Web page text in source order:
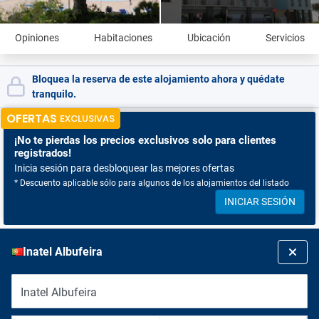
Opiniones Habitaciones Ubicación Servicios
Bloquea la reserva de este alojamiento ahora y quédate
tranquilo.
OFERTAS EXCLUSIVAS
¡No te pierdas los precios exclusivos solo para clientes
registrados!
Inicia sesión para desbloquear las mejores ofertas
* Descuento aplicable sólo para algunos de los alojamientos del listado
INICIAR SESIÓN
Inatel Albufeira
Inatel Albufeira